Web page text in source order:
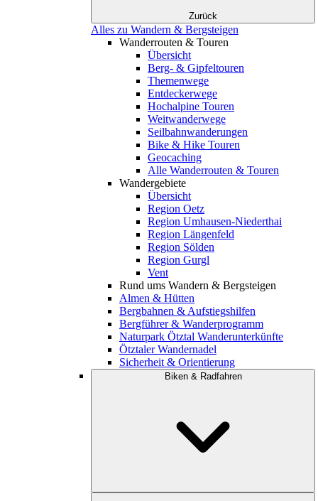
Zurück
Alles zu Wandern & Bergsteigen
Wanderrouten & Touren
Übersicht
Berg- & Gipfeltouren
Themenwege
Entdeckerwege
Hochalpine Touren
Weitwanderwege
Seilbahnwanderungen
Bike & Hike Touren
Geocaching
Alle Wanderrouten & Touren
Wandergebiete
Übersicht
Region Oetz
Region Umhausen-Niederthai
Region Längenfeld
Region Sölden
Region Gurgl
Vent
Rund ums Wandern & Bergsteigen
Almen & Hütten
Bergbahnen & Aufstiegshilfen
Bergführer & Wanderprogramm
Naturpark Ötztal Wanderunterkünfte
Ötztaler Wandernadel
Sicherheit & Orientierung
Biken & Radfahren